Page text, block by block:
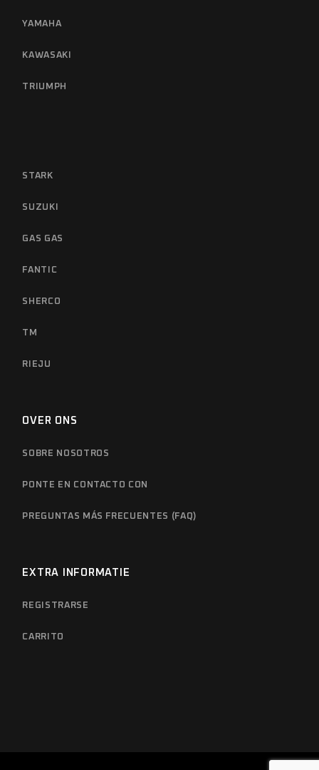
YAMAHA
KAWASAKI
TRIUMPH
STARK
SUZUKI
GAS GAS
FANTIC
SHERCO
TM
RIEJU
OVER ONS
SOBRE NOSOTROS
PONTE EN CONTACTO CON
PREGUNTAS MÁS FRECUENTES (FAQ)
EXTRA INFORMATIE
REGISTRARSE
CARRITO